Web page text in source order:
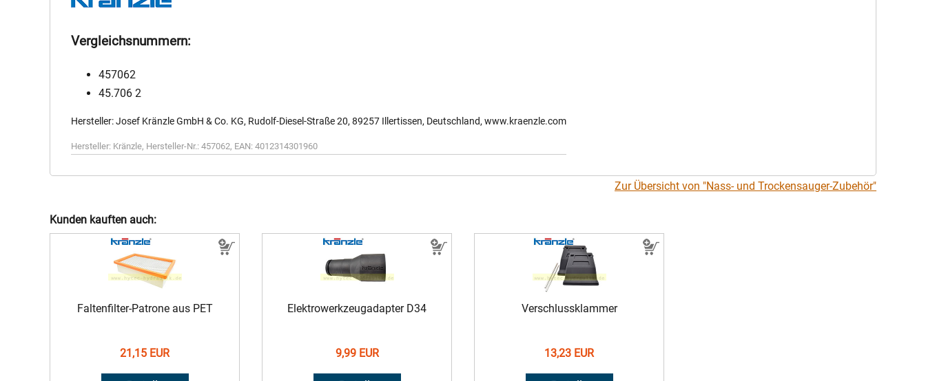
Vergleichsnummern:
457062
45.706 2
Hersteller: Josef Kränzle GmbH & Co. KG, Rudolf-Diesel-Straße 20, 89257 Illertissen, Deutschland, www.kraenzle.com
Hersteller: Kränzle, Hersteller-Nr.: 457062, EAN: 4012314301960
Zur Übersicht von "Nass- und Trockensauger-Zubehör"
Kunden kauften auch:
Faltenfilter-Patrone aus PET
21,15 EUR
Elektrowerkzeugadapter D34
9,99 EUR
Verschlussklammer
13,23 EUR